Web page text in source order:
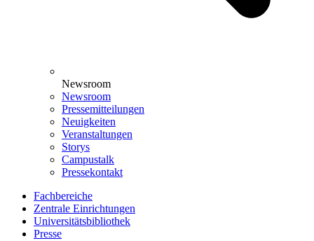
Newsroom
Newsroom
Pressemitteilungen
Neuigkeiten
Veranstaltungen
Storys
Campustalk
Pressekontakt
Fachbereiche
Zentrale Einrichtungen
Universitätsbibliothek
Presse